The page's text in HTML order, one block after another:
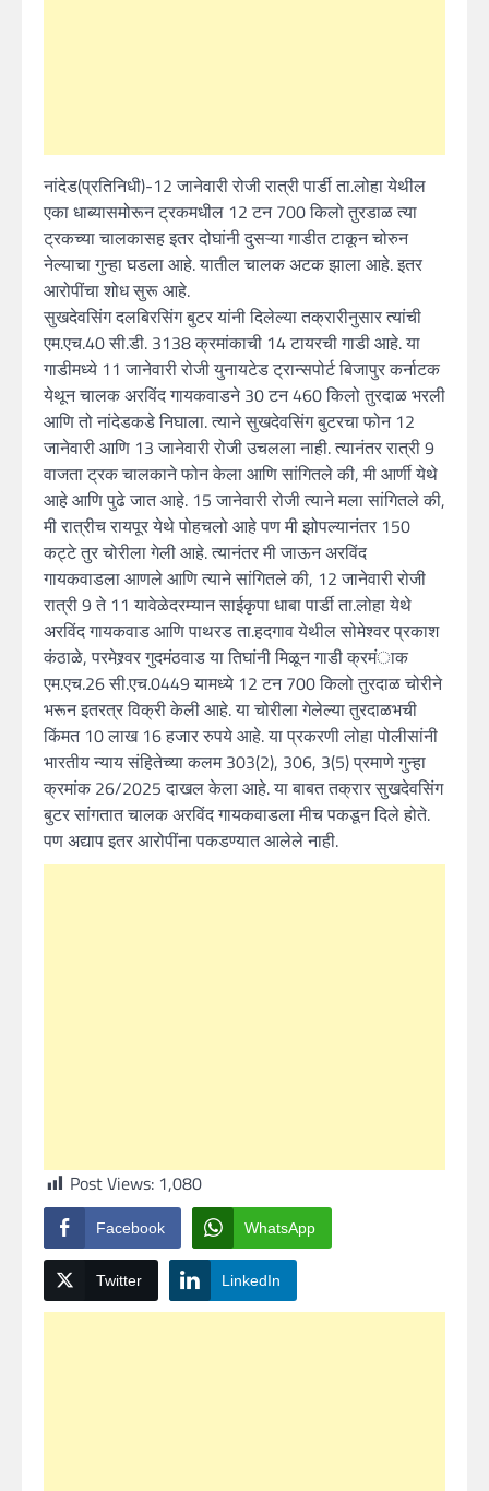
नांदेड(प्रतिनिधी)-12 जानेवारी रोजी रात्री पार्डी ता.लोहा येथील
एका धाब्यासमोरून ट्रकमधील 12 टन 700 किलो तुरडाळ त्या
ट्रकच्या चालकासह इतर दोघांनी दुसऱ्या गाडीत टाकून चोरुन
नेल्याचा गुन्हा घडला आहे. यातील चालक अटक झाला आहे. इतर
आरोपींचा शोध सुरू आहे.
सुखदेवसिंग दलबिरसिंग बुटर यांनी दिलेल्या तक्रारीनुसार त्यांची
एम.एच.40 सी.डी. 3138 क्रमांकाची 14 टायरची गाडी आहे. या
गाडीमध्ये 11 जानेवारी रोजी युनायटेड ट्रान्सपोर्ट बिजापुर कर्नाटक
येथून चालक अरविंद गायकवाडने 30 टन 460 किलो तुरदाळ भरली
आणि तो नांदेडकडे निघाला. त्याने सुखदेवसिंग बुटरचा फोन 12
जानेवारी आणि 13 जानेवारी रोजी उचलला नाही. त्यानंतर रात्री 9
वाजता ट्रक चालकाने फोन केला आणि सांगितले की, मी आर्णी येथे
आहे आणि पुढे जात आहे. 15 जानेवारी रोजी त्याने मला सांगितले की,
मी रात्रीच रायपूर येथे पोहचलो आहे पण मी झोपल्यानंतर 150
कट्टे तुर चोरीला गेली आहे. त्यानंतर मी जाऊन अरविंद
गायकवाडला आणले आणि त्याने सांगितले की, 12 जानेवारी रोजी
रात्री 9 ते 11 यावेळेदरम्यान साईकृपा धाबा पार्डी ता.लोहा येथे
अरविंद गायकवाड आणि पाथरड ता.हदगाव येथील सोमेश्वर प्रकाश
कंठाळे, परमेश्र्वर गुदमंठवाड या तिघांनी मिळून गाडी क्रमंाक
एम.एच.26 सी.एच.0449 यामध्ये 12 टन 700 किलो तुरदाळ चोरीने
भरून इतरत्र विक्री केली आहे. या चोरीला गेलेल्या तुरदाळभची
किंमत 10 लाख 16 हजार रुपये आहे. या प्रकरणी लोहा पोलीसांनी
भारतीय न्याय संहितेच्या कलम 303(2), 306, 3(5) प्रमाणे गुन्हा
क्रमांक 26/2025 दाखल केला आहे. या बाबत तक्रार सुखदेवसिंग
बुटर सांगतात चालक अरविंद गायकवाडला मीच पकडून दिले होते.
पण अद्याप इतर आरोपींना पकडण्यात आलेले नाही.
Post Views: 1,080
Facebook WhatsApp
Twitter LinkedIn